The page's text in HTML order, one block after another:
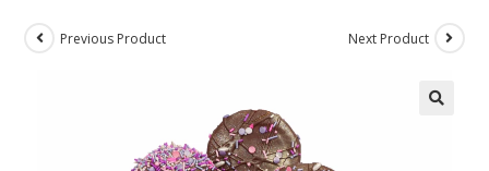
Previous Product Next Product